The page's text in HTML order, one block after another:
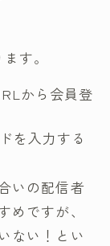
す。
から会員登
を入力する
いの配信者
ですが、
ない！とい